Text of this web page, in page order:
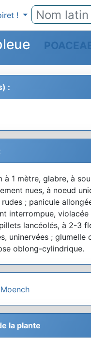
!
POACEAE
:
à 1 mètre, glabre, à
nues, à noeud
; panicule
interrompue,
lancéolés, à 2-3
uninervées ;
oblong-cylindrique.
la plante